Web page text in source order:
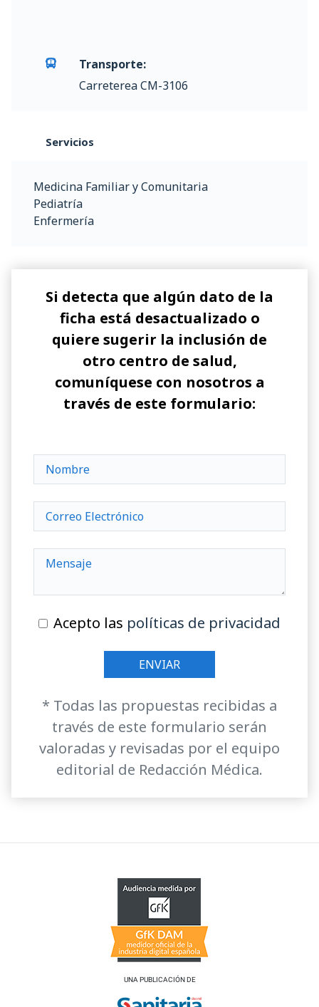
Transporte:
Carreterea CM-3106
Servicios
Medicina Familiar y Comunitaria
Pediatría
Enfermería
Si detecta que algún dato de la
ficha está desactualizado o
quiere sugerir la inclusión de
otro centro de salud,
comuníquese con nosotros a
través de este formulario:
Acepto las políticas de privacidad
* Todas las propuestas recibidas a
través de este formulario serán
valoradas y revisadas por el equipo
editorial de Redacción Médica.
UNA PUBLICACIÓN DE